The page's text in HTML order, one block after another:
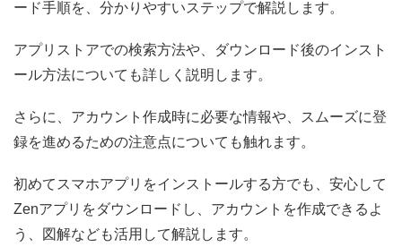
ード手順を、分かりやすいステップで解説します。
アプリストアでの検索方法や、ダウンロード後のインスト
ール方法についても詳しく説明します。
さらに、アカウント作成時に必要な情報や、スムーズに登
録を進めるための注意点についても触れます。
初めてスマホアプリをインストールする方でも、安心して
Zenアプリをダウンロードし、アカウントを作成できるよ
う、図解なども活用して解説します。